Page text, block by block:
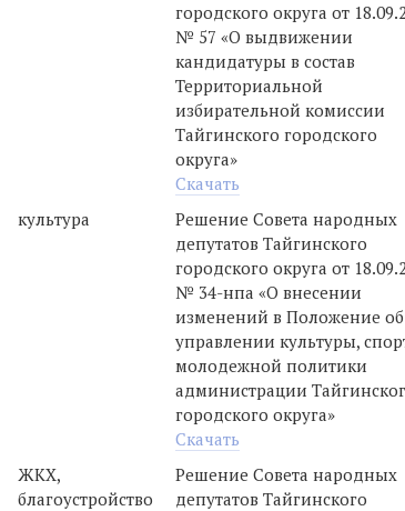
городского округа от
№ 57 «О выдвижении
кандидатуры в состав
Территориальной
избирательной комиссии
Тайгинского городского
округа»
Скачать
культура
Решение Совета народных
депутатов Тайгинского
городского округа от
№ 34-нпа «О внесении
изменений в Положение об
управлении культуры,
молодежной политики
администрации
городского округа»
Скачать
ЖКХ,
благоустройство
Решение Совета народных
депутатов Тайгинского